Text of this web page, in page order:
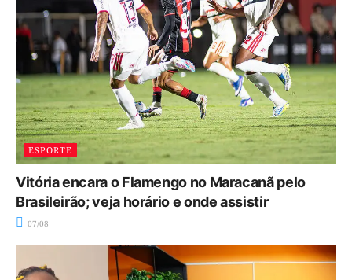
ESPORTE
Vitória encara o Flamengo no Maracanã pelo
Brasileirão; veja horário e onde assistir
07/08